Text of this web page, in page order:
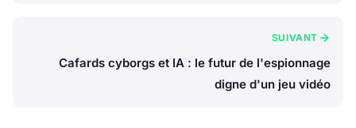
SUIVANT
Cafards cyborgs et IA : le futur de l'espionnage
digne d'un jeu vidéo